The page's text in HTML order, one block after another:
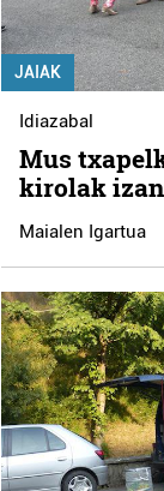
JAIAK
Idiazabal
Mus
kirolak
Maialen Igartua